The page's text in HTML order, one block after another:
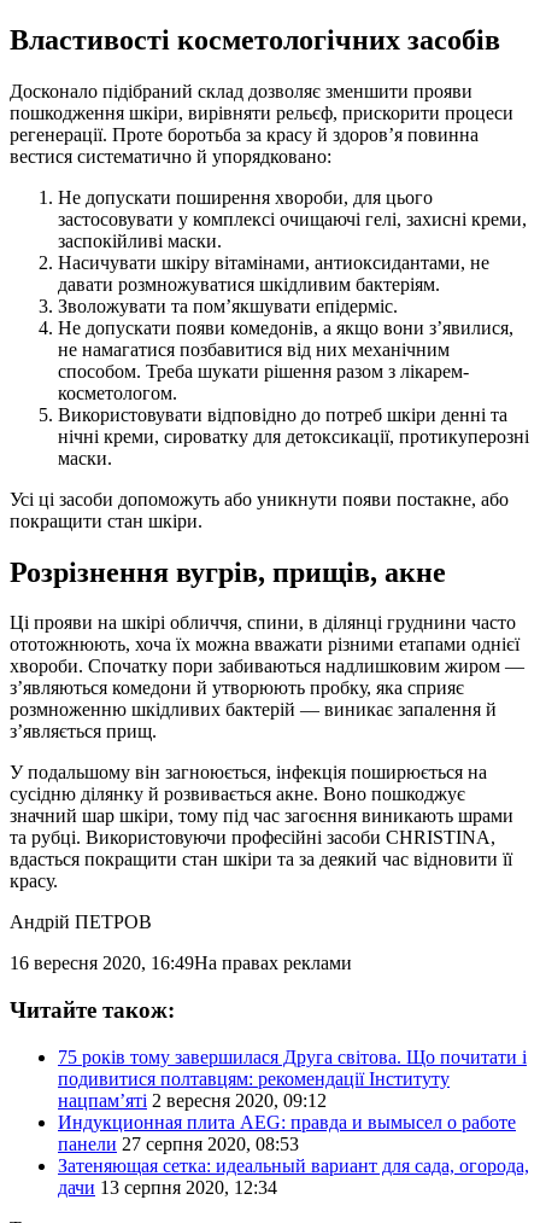
Властивості косметологічних засобів
Досконало підібраний склад дозволяє зменшити прояви
пошкодження шкіри, вирівняти рельєф, прискорити процеси
регенерації. Проте боротьба за красу й здоров’я повинна
вестися систематично й упорядковано:
Не допускати поширення хвороби, для цього
застосовувати у комплексі очищаючі гелі, захисні креми,
заспокійливі маски.
Насичувати шкіру вітамінами, антиоксидантами, не
давати розмножуватися шкідливим бактеріям.
Зволожувати та пом’якшувати епідерміс.
Не допускати появи комедонів, а якщо вони з’явилися,
не намагатися позбавитися від них механічним
способом. Треба шукати рішення разом з лікарем-
косметологом.
Використовувати відповідно до потреб шкіри денні та
нічні креми, сироватку для детоксикації, протикуперозні
маски.
Усі ці засоби допоможуть або уникнути появи постакне, або
покращити стан шкіри.
Розрізнення вугрів, прищів, акне
Ці прояви на шкірі обличчя, спини, в ділянці груднини часто
ототожнюють, хоча їх можна вважати різними етапами однієї
хвороби. Спочатку пори забиваються надлишковим жиром —
з’являються комедони й утворюють пробку, яка сприяє
розмноженню шкідливих бактерій — виникає запалення й
з’являється прищ.
У подальшому він загноюється, інфекція поширюється на
сусідню ділянку й розвивається акне. Воно пошкоджує
значний шар шкіри, тому під час загоєння виникають шрами
та рубці. Використовуючи професійні засоби CHRISTINA,
вдасться покращити стан шкіри та за деякий час відновити її
красу.
Андрій ПЕТРОВ
16 вересня 2020, 16:49На правах реклами
Читайте також:
75 років тому завершилася Друга світова. Що почитати і
подивитися полтавцям: рекомендації Інституту
нацпам’яті 2 вересня 2020, 09:12
Индукционная плита AEG: правда и вымысел о работе
панели 27 серпня 2020, 08:53
Затеняющая сетка: идеальный вариант для сада, огорода,
дачи 13 серпня 2020, 12:34